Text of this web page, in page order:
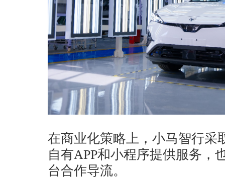
在商业化策略上，小马智行采
自有APP和小程序提供服务，
台合作导流。